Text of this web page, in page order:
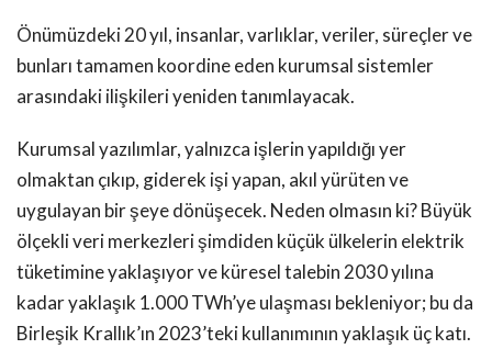
Önümüzdeki 20 yıl, insanlar, varlıklar, veriler, süreçler ve
bunları tamamen koordine eden kurumsal sistemler
arasındaki ilişkileri yeniden tanımlayacak.
Kurumsal yazılımlar, yalnızca işlerin yapıldığı yer
olmaktan çıkıp, giderek işi yapan, akıl yürüten ve
uygulayan bir şeye dönüşecek. Neden olmasın ki? Büyük
ölçekli veri merkezleri şimdiden küçük ülkelerin elektrik
tüketimine yaklaşıyor ve küresel talebin 2030 yılına
kadar yaklaşık 1.000 TWh’ye ulaşması bekleniyor; bu da
Birleşik Krallık’ın 2023’teki kullanımının yaklaşık üç katı.